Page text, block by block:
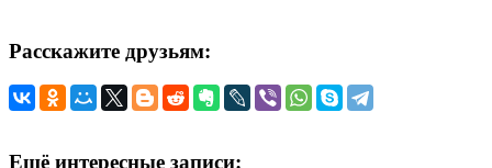
Расскажите друзьям:
Ещё интересные записи: